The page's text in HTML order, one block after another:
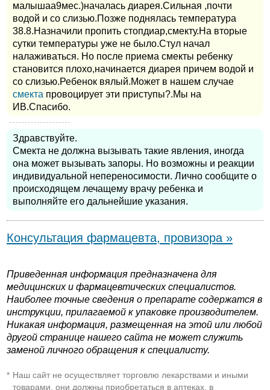
малышаа9мес.)началась диарея.Сильная ,почти
водой и со слизью.Позже поднялась температура
38.8.Назначили пропить стопдиар,смекту.На вторые
сутки температуры уже не было.Стул начал
налаживаться. Но после приема смекты ребенку
становится плохо,начинается диарея причем водой и
со слизью.Ребенок вялый.Может в нашем случае
смекта провоцирует эти приступы?.Мы на
ИВ.Спасибо.
Здравствуйте.
Смекта не должна вызывать такие явления, иногда
она может вызывать запоры. Но возможны и реакции
индивидуальной непереносимости. Лично сообщите о
происходящем лечащему врачу ребенка и
выполняйте его дальнейшие указания.
Консультация фармацевта, провизора »
Приведенная информация предназначена для
медицинских и фармацевтических специалистов.
Наиболее точные сведения о препарате содержатся в
инструкции, прилагаемой к упаковке производителем.
Никакая информация, размещенная на этой или любой
другой странице нашего сайта не может служить
заменой личного обращения к специалисту.
* Наш сайт не осуществляет торговлю лекарствами и иными
товарами, они должны приобретаться в аптеках, в